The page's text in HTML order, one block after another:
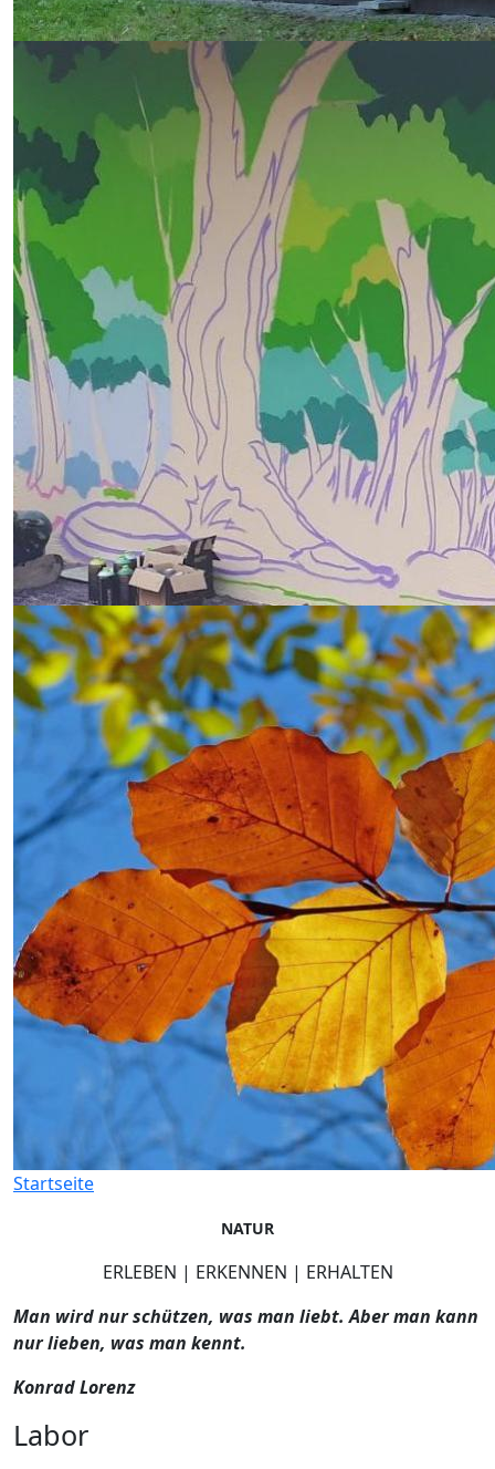
Startseite
NATUR
ERLEBEN | ERKENNEN | ERHALTEN
Man wird nur schützen, was man liebt. Aber man kann
nur lieben, was man kennt.
Konrad Lorenz
Labor